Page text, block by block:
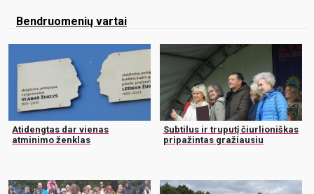
Bendruomenių vartai
Atidengtas dar vienas
atminimo ženklas
Subtilus ir truputį čiurlioniškas
pripažintas gražiausiu